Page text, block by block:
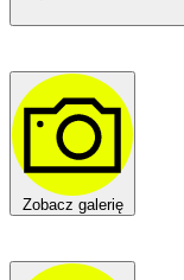
Zobacz galerię